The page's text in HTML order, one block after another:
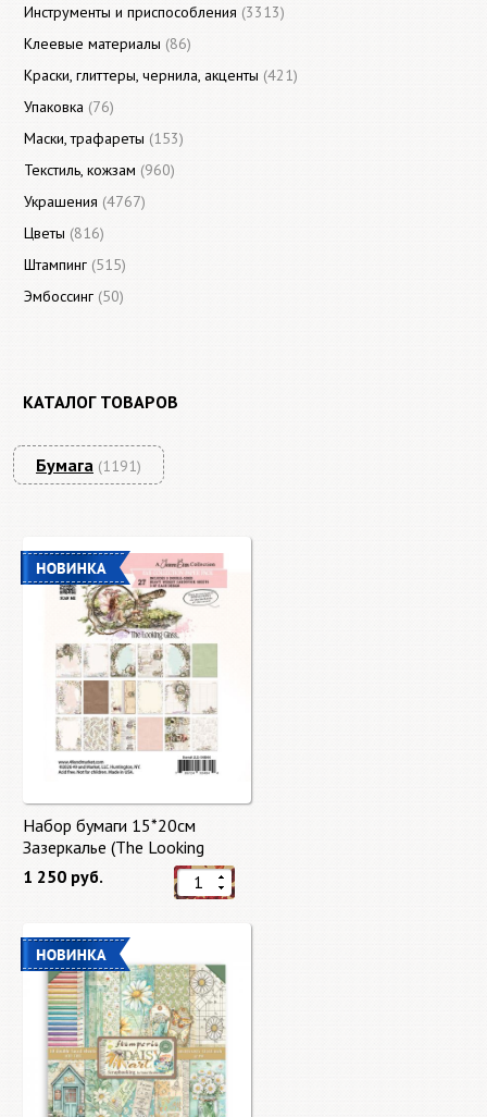
Инструменты и приспособления (3313)
Клеевые материалы (86)
Краски, глиттеры, чернила, акценты (421)
Упаковка (76)
Маски, трафареты (153)
Текстиль, кожзам (960)
Украшения (4767)
Цветы (816)
Штампинг (515)
Эмбоссинг (50)
КАТАЛОГ ТОВАРОВ
Бумага (1191)
Набор бумаги 15*20см
Зазеркалье (The Looking
Glass) 27 листов от 49 Market
1 250 руб.